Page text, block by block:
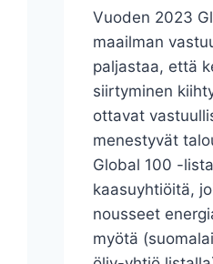
Vuoden 2023
maailman
paljastaa, että
siirtyminen
ottavat
menestyvät
Global 100 -
kaasuyhtiöitä,
nousseet
myötä